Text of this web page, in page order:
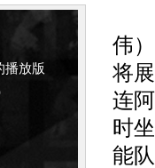
播放版
伟
将
连
时
能